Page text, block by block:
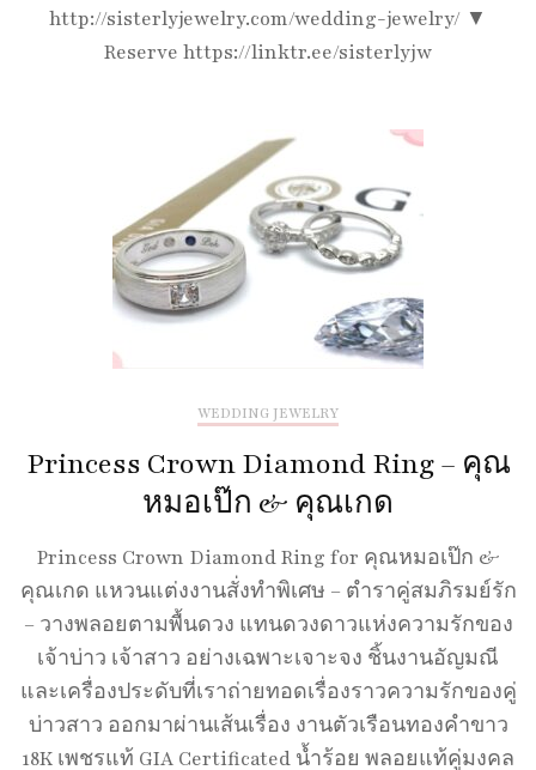
http://sisterlyjewelry.com/wedding-jewelry/ ▼
Reserve https://linktr.ee/sisterlyjw
WEDDING JEWELRY
Princess Crown Diamond Ring – คุณ
หมอเป๊ก & คุณเกด
Princess Crown Diamond Ring for คุณหมอเป๊ก &
คุณเกด แหวนแต่งงานสั่งทำพิเศษ – ตำราคู่สมภิรมย์รัก
– วางพลอยตามพื้นดวง แทนดวงดาวแห่งความรักของ
เจ้าบ่าว เจ้าสาว อย่างเฉพาะเจาะจง ชิ้นงานอัญมณี
และเครื่องประดับที่เราถ่ายทอดเรื่องราวความรักของคู่
บ่าวสาว ออกมาผ่านเส้นเรื่อง งานตัวเรือนทองคำขาว
18K เพชรแท้ GIA Certificated น้ำร้อย พลอยแท้คู่มงคล